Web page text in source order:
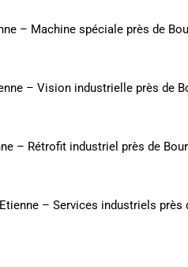
– Machine spéciale près de
– Vision industrielle près de
– Rétrofit industriel près de
– Services industriels près